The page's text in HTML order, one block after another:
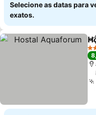
Selecione as datas para
exatos.
2